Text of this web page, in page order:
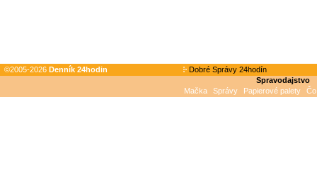
©2005-2026 Denník 24hodin
Dobré Správy 24hodín
Spravodajstvo
Mačka
Správy Papierové palety